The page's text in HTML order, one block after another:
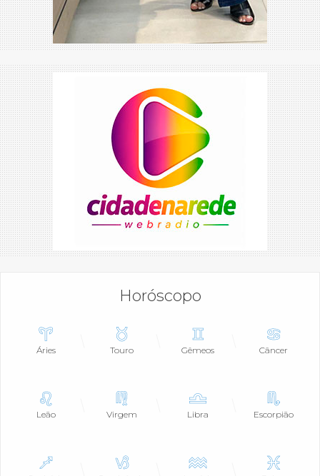
Horóscopo
Áries Touro Gêmeos Câncer
Leão Virgem Libra Escorpião